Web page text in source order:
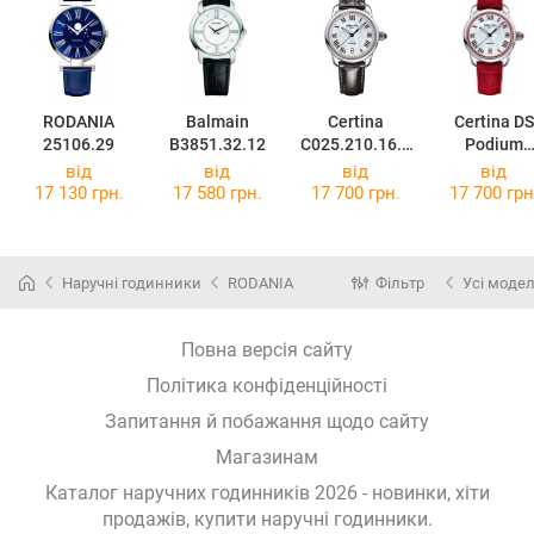
RODANIA
25106.29
Balmain
B3851.32.12
Certina
C025.210.16.1
18.00
Certina DS
Podium
28.00
від
17 130 грн.
від
17 580 грн.
від
17 700 грн.
від
17 700
Наручні годинники RODANIA Фільтр Усі
Повна версія сайту
Політика конфіденційності
Запитання й побажання щодо сайту
Магазинам
Каталог наручних годинників 2026 - новинки, хіти
продажів, купити наручні годинники.